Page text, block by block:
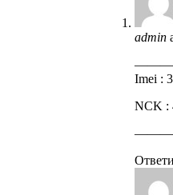
admin
Imei :
NCK :